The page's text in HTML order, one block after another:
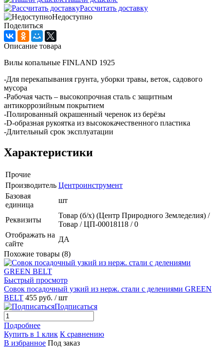
Рассчитать доставку
Недоступно
Поделиться
Описание товара
Вилы копальные FINLAND 1925
-Для перекапывания грунта, уборки травы, веток, садового
мусора
-Рабочая часть – высокопрочная сталь с защитным
антикоррозийным покрытием
-Полированный окрашенный черенок из берёзы
-D-образная рукоятка из высококачественного пластика
-Длительный срок эксплуатации
Характеристики
Прочие
Производитель Центроинструмент
Базовая
единица
шт
Реквизиты
Товар (б/х) (Центр Природного Земледелия) /
Товар / ЦП-00018118 / 0
Отображать на
сайте
ДА
Похожие товары (8)
Быстрый просмотр
Совок посадочный узкий из нерж. стали с делениями GREEN
BELT 455 руб. / шт
Подписаться
Подробнее
Купить в 1 клик К сравнению
В избранное Под заказ